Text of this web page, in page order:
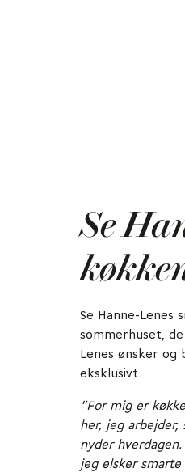
Se
Se Hanne-Lenes
sommerhuset,
Lenes ønsker
eksklusivt.
"For mig er
her, jeg arbejder,
nyder
jeg elsker